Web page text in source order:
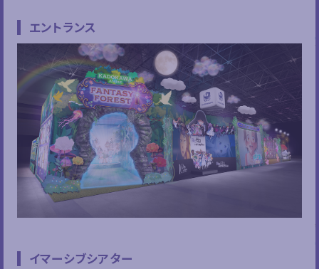
エントランス
イマーシブシアター